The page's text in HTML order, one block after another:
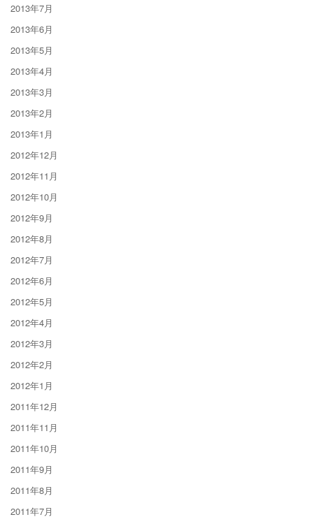
2013年7月
2013年6月
2013年5月
2013年4月
2013年3月
2013年2月
2013年1月
2012年12月
2012年11月
2012年10月
2012年9月
2012年8月
2012年7月
2012年6月
2012年5月
2012年4月
2012年3月
2012年2月
2012年1月
2011年12月
2011年11月
2011年10月
2011年9月
2011年8月
2011年7月